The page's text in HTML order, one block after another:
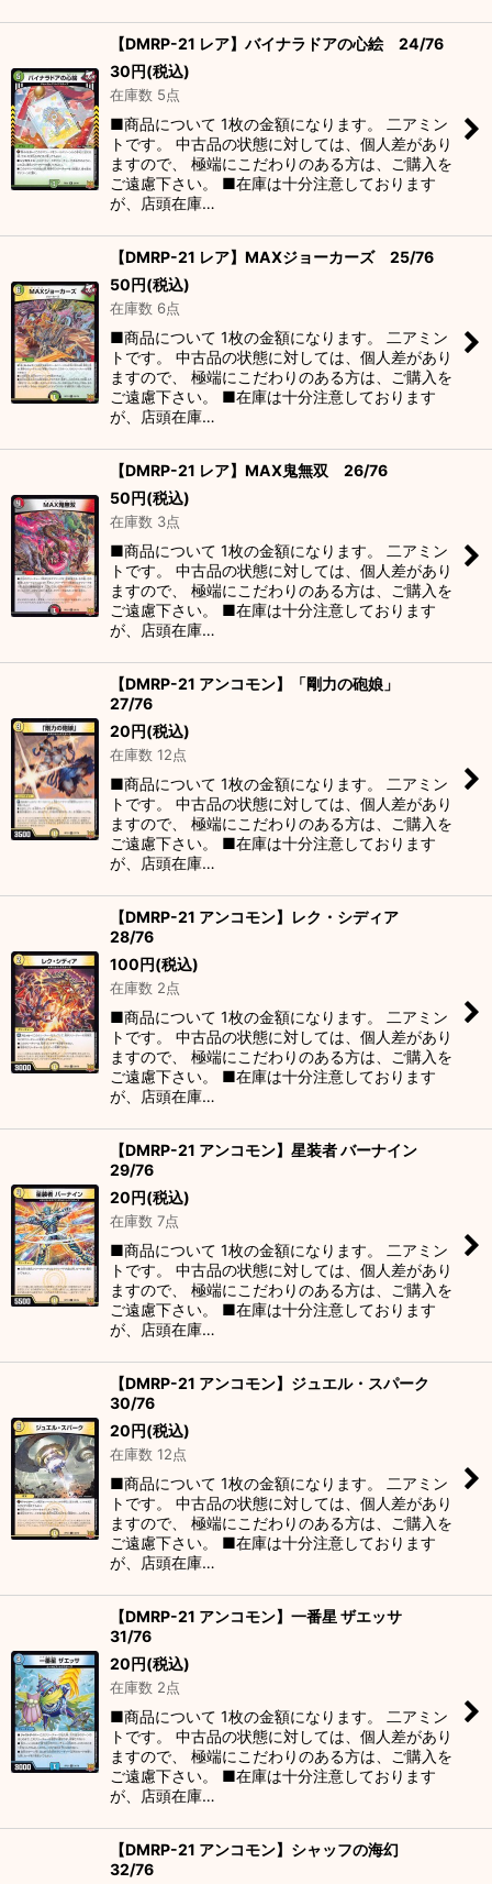
【DMRP-21 レア】バイナラドアの心絵 24/76
30円(税込)
在庫数 5点
■商品について 1枚の金額になります。 二アミン
トです。 中古品の状態に対しては、個人差があり
ますので、 極端にこだわりのある方は、ご購入を
ご遠慮下さい。 ■在庫は十分注意しております
が、店頭在庫…
【DMRP-21 レア】MAXジョーカーズ 25/76
50円(税込)
在庫数 6点
■商品について 1枚の金額になります。 二アミン
トです。 中古品の状態に対しては、個人差があり
ますので、 極端にこだわりのある方は、ご購入を
ご遠慮下さい。 ■在庫は十分注意しております
が、店頭在庫…
【DMRP-21 レア】MAX鬼無双 26/76
50円(税込)
在庫数 3点
■商品について 1枚の金額になります。 二アミン
トです。 中古品の状態に対しては、個人差があり
ますので、 極端にこだわりのある方は、ご購入を
ご遠慮下さい。 ■在庫は十分注意しております
が、店頭在庫…
【DMRP-21 アンコモン】「剛力の砲娘」
27/76
20円(税込)
在庫数 12点
■商品について 1枚の金額になります。 二アミン
トです。 中古品の状態に対しては、個人差があり
ますので、 極端にこだわりのある方は、ご購入を
ご遠慮下さい。 ■在庫は十分注意しております
が、店頭在庫…
【DMRP-21 アンコモン】レク・シディア
28/76
100円(税込)
在庫数 2点
■商品について 1枚の金額になります。 二アミン
トです。 中古品の状態に対しては、個人差があり
ますので、 極端にこだわりのある方は、ご購入を
ご遠慮下さい。 ■在庫は十分注意しております
が、店頭在庫…
【DMRP-21 アンコモン】星装者 バーナイン
29/76
20円(税込)
在庫数 7点
■商品について 1枚の金額になります。 二アミン
トです。 中古品の状態に対しては、個人差があり
ますので、 極端にこだわりのある方は、ご購入を
ご遠慮下さい。 ■在庫は十分注意しております
が、店頭在庫…
【DMRP-21 アンコモン】ジュエル・スパーク
30/76
20円(税込)
在庫数 12点
■商品について 1枚の金額になります。 二アミン
トです。 中古品の状態に対しては、個人差があり
ますので、 極端にこだわりのある方は、ご購入を
ご遠慮下さい。 ■在庫は十分注意しております
が、店頭在庫…
【DMRP-21 アンコモン】一番星 ザエッサ
31/76
20円(税込)
在庫数 2点
■商品について 1枚の金額になります。 二アミン
トです。 中古品の状態に対しては、個人差があり
ますので、 極端にこだわりのある方は、ご購入を
ご遠慮下さい。 ■在庫は十分注意しております
が、店頭在庫…
【DMRP-21 アンコモン】シャッフの海幻
32/76